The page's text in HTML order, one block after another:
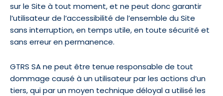
sur le Site à tout moment, et ne peut donc garantir
l’utilisateur de l’accessibilité de l’ensemble du Site
sans interruption, en temps utile, en toute sécurité et
sans erreur en permanence.
GTRS SA ne peut être tenue responsable de tout
dommage causé à un utilisateur par les actions d’un
tiers, qui par un moyen technique déloyal a utilisé les